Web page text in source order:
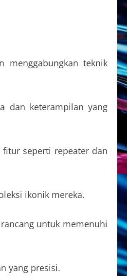
teknik
dan keterampilan yang
seperti repeater dan
ikonik mereka.
untuk memenuhi
yang presisi.